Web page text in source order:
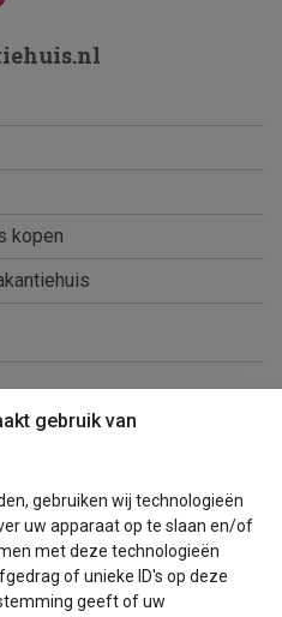
gebruik van
gebruiken wij technologieën
uw apparaat op te slaan en/of
met deze technologieën
of unieke ID's op deze
geeft of uw
kopen